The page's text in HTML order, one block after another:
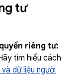
tư
riêng tư:
tìm hiểu cách
dữ liệu người